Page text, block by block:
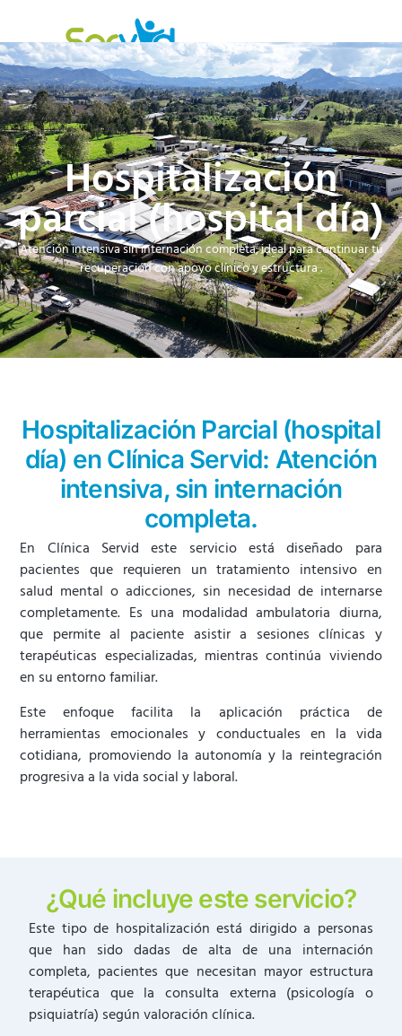
Hospitalización
parcial (hospital día)
Atención intensiva sin internación completa, ideal para continuar tu
recuperación con apoyo clínico y estructura .
Hospitalización Parcial (hospital
día) en Clínica Servid: Atención
intensiva, sin internación
completa.
En Clínica Servid este servicio está diseñado para
pacientes que requieren un tratamiento intensivo en
salud mental o adicciones, sin necesidad de internarse
completamente. Es una modalidad ambulatoria diurna,
que permite al paciente asistir a sesiones clínicas y
terapéuticas especializadas, mientras continúa viviendo
en su entorno familiar.
Este enfoque facilita la aplicación práctica de
herramientas emocionales y conductuales en la vida
cotidiana, promoviendo la autonomía y la reintegración
progresiva a la vida social y laboral.
¿Qué incluye este servicio?
Este tipo de hospitalización está dirigido a personas
que han sido dadas de alta de una internación
completa, pacientes que necesitan mayor estructura
terapéutica que la consulta externa (psicología o
psiquiatría) según valoración clínica.